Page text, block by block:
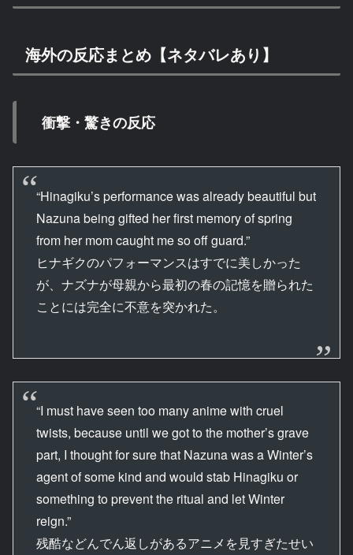
海外の反応まとめ【ネタバレあり】
衝撃・驚きの反応
“Hinagiku’s performance was already beautiful but
Nazuna being gifted her first memory of spring
from her mom caught me so off guard.”
ヒナギクのパフォーマンスはすでに美しかった
が、ナズナが母親から最初の春の記憶を贈られた
ことには完全に不意を突かれた。
“I must have seen too many anime with cruel
twists, because until we got to the mother’s grave
part, I thought for sure that Nazuna was a Winter’s
agent of some kind and would stab Hinagiku or
something to prevent the ritual and let Winter
reign.”
残酷などんでん返しがあるアニメを見すぎたせい